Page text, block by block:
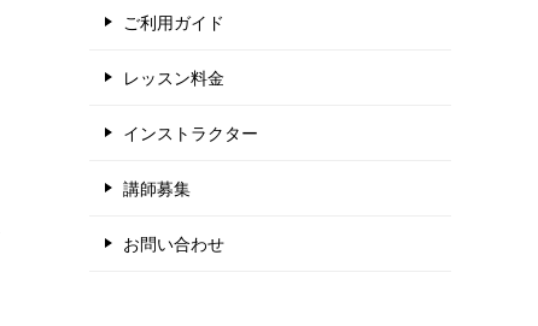
ご利用ガイド
レッスン料金
インストラクター
講師募集
お問い合わせ